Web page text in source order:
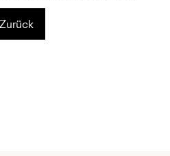
Zurück